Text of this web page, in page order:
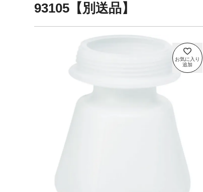
93105【別送品】